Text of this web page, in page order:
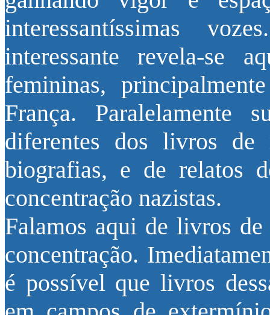
interessantíssimas
interessante revela-se
femininas,
França. Paralelamente
diferentes dos livros de
biografias, e de relatos
concentração nazistas.
Falamos aqui de livros
concentração.
é possível que livros